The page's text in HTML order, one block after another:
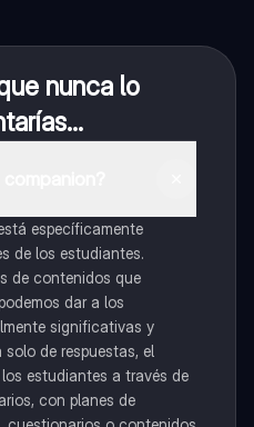
nunca lo
específicamente
de los estudiantes.
de contenidos que
dar a los
significativas y
de respuestas, el
estudiantes a través de
con planes de